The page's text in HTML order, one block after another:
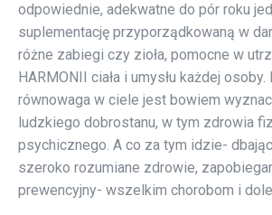
odpowiednie, adekwatne do pór roku
suplementację przyporządkowaną w
różne zabiegi czy zioła, pomocne w
HARMONII ciała i umysłu każdej osoby.
równowaga w ciele jest bowiem
ludzkiego dobrostanu, w tym zdrowia
psychicznego. A co za tym idzie-
szeroko rozumiane zdrowie,
prewencyjny- wszelkim chorobom i